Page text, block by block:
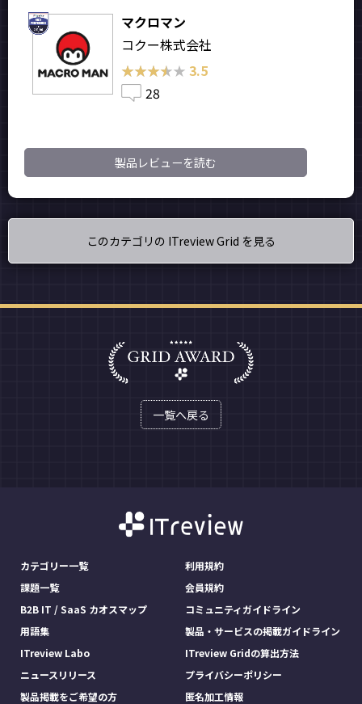
マクロマン
コクー株式会社
★★★★★
★★★★★ 3.5
28
製品レビューを読む
このカテゴリの ITreview Grid を見る
一覧へ戻る
カテゴリー一覧
課題一覧
B2B IT / SaaS カオスマップ
用語集
ITreview Labo
ニュースリリース
製品掲載をご希望の方
利用規約
会員規約
コミュニティガイドライン
製品・サービスの掲載ガイドライン
ITreview Gridの算出方法
プライバシーポリシー
匿名加工情報